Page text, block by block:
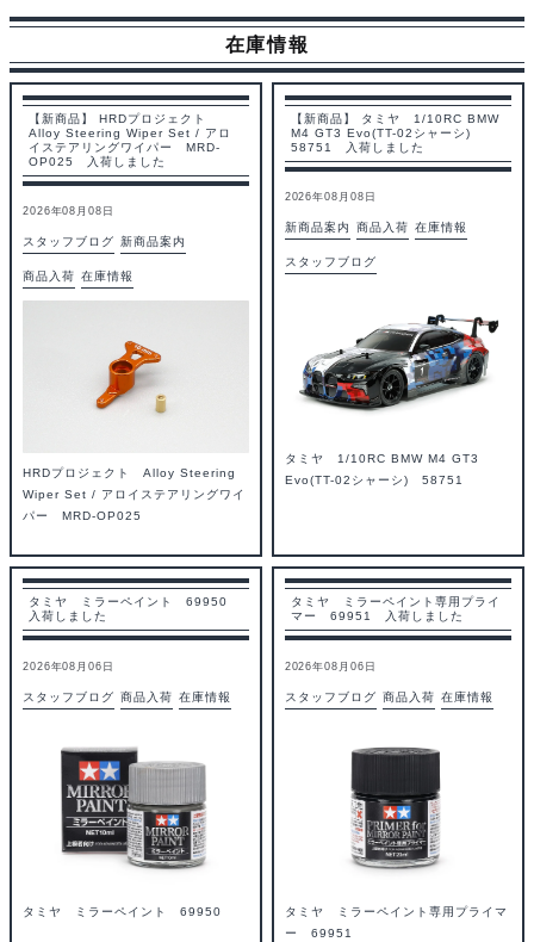
在庫情報
【新商品】 HRDプロジェクト
Alloy Steering Wiper Set / アロ
イステアリングワイパー MRD-
OP025 入荷しました
2026年08月08日
スタッフブログ 新商品案内
商品入荷 在庫情報
HRDプロジェクト Alloy Steering
Wiper Set / アロイステアリングワイ
パー MRD-OP025
【新商品】 タミヤ 1/10RC BMW
M4 GT3 Evo(TT-02シャーシ)
58751 入荷しました
2026年08月08日
新商品案内 商品入荷 在庫情報
スタッフブログ
タミヤ 1/10RC BMW M4 GT3
Evo(TT-02シャーシ) 58751
タミヤ ミラーペイント 69950
入荷しました
2026年08月06日
スタッフブログ 商品入荷 在庫情報
タミヤ ミラーペイント 69950
タミヤ ミラーペイント専用プライ
マー 69951 入荷しました
2026年08月06日
スタッフブログ 商品入荷 在庫情報
タミヤ ミラーペイント専用プライマ
ー 69951